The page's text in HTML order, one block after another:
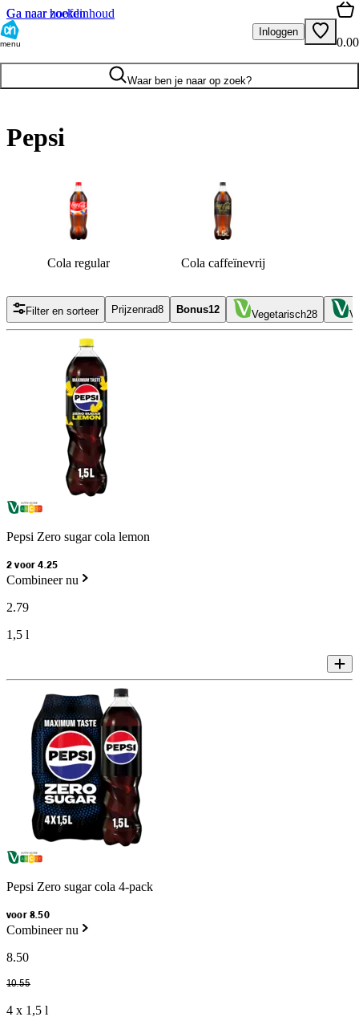
Ga naar hoofdinhoud
Ga naar zoeken
menu
Inloggen
0.00
Waar ben je naar op zoek?
Pepsi
Cola regular Cola caffeïnevrij
Filter en sorteer Prijzenrad8 Bonus12 Vegetarisch28
Pepsi Zero sugar cola lemon
2 voor 4.25
Combineer nu
2.79
1,5 l
Pepsi Zero sugar cola 4-pack
voor 8.50
Combineer nu
8.50
10.55
4 x 1,5 l